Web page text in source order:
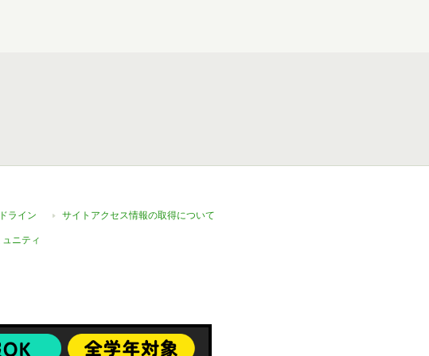
ライン サイトアクセス情報の取得について
ニティ